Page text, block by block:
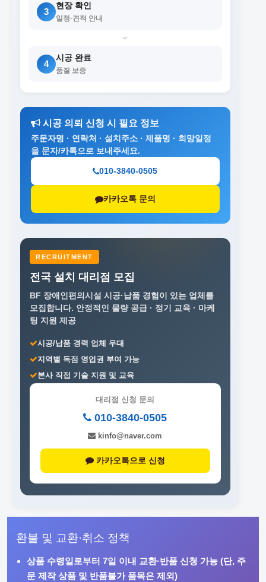
3
현장 확인
일정·견적 안내
›
4
시공 완료
품질 보증
시공 의뢰 신청 시 필요 정보
주문자명 · 연락처 · 설치주소 · 제품명 · 희망일정
을 문자/카톡으로 보내주세요.
010-3840-0505
카카오톡 문의
RECRUITMENT
전국 설치 대리점 모집
BF 장애인편의시설 시공·납품 경험이 있는 업체를
모집합니다. 안정적인 물량 공급 · 정기 교육 · 마케
팅 지원 제공
시공/납품 경력 업체 우대
지역별 독점 영업권 부여 가능
본사 직접 기술 지원 및 교육
대리점 신청 문의
010-3840-0505
kinfo@naver.com
카카오톡으로 신청
환불 및 교환·취소 정책
상품 수령일로부터 7일 이내 교환·반품 신청 가능 (단, 주
문 제작 상품 및 반품불가 품목은 제외)